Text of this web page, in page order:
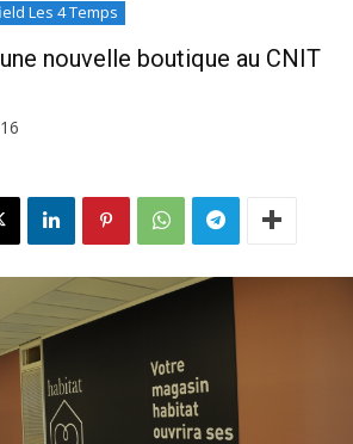
Les 4 Temps
nouvelle boutique au CNIT